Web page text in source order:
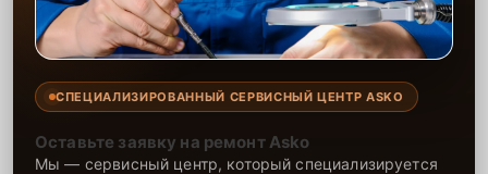
СПЕЦИАЛИЗИРОВАННЫЙ СЕРВИСНЫЙ ЦЕНТР ASKO
Оставьте заявку на ремонт Asko
Мы — сервисный центр, который специализируется